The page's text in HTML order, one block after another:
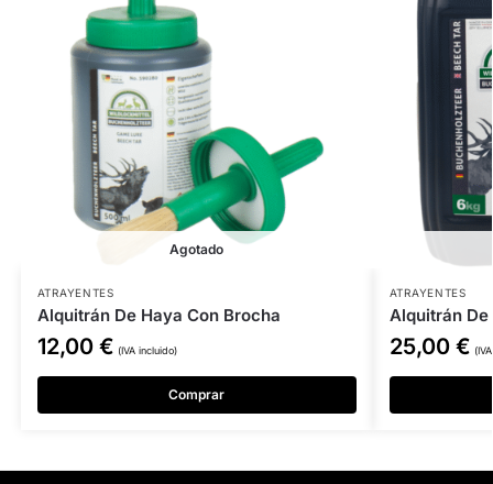
Agotado
ATRAYENTES
Alquitrán De Haya Con Brocha
12,00 € (IVA incluido)
Comprar
ATRAYENTES
Alquitrán
25,00 €